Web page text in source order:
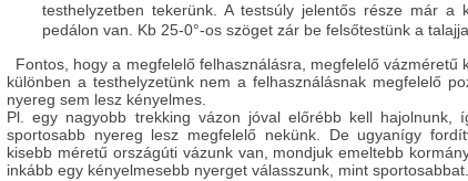
testhelyzetben tekerünk. A testsúly jelentős része már a
pedálon van. Kb 25-0°-os szöget zár be felsőtestünk a
Fontos, hogy a megfelelő felhasználásra, megfelelő vázméretű
különben a testhelyzetünk nem a felhasználásnak megfelelő
nyereg sem lesz kényelmes.
Pl. egy nagyobb trekking vázon jóval előrébb kell hajolnunk,
sportosabb nyereg lesz megfelelő nekünk. De ugyanígy
kisebb méretű országúti vázunk van, mondjuk emeltebb
inkább egy kényelmesebb nyerget válasszunk, mint sportosabbat.